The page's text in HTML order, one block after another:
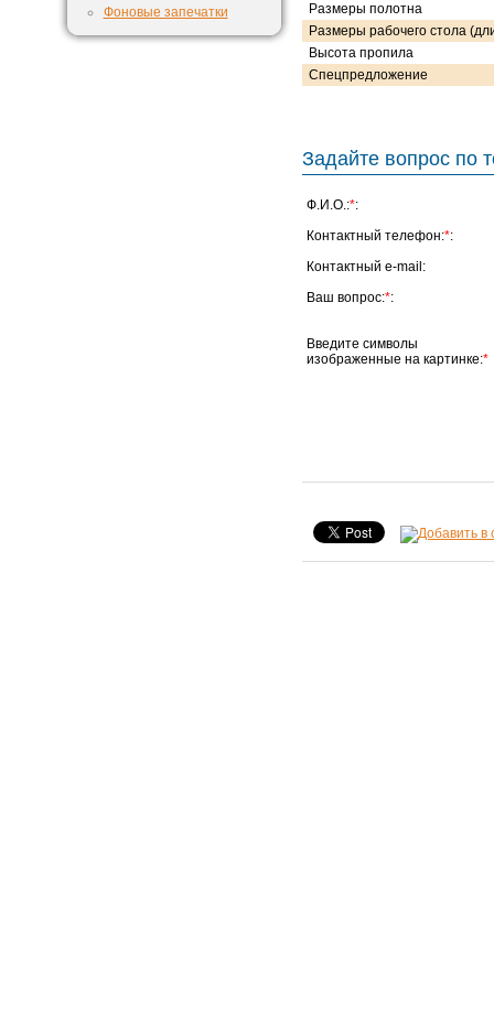
Фоновые запечатки
Размеры полотна
Размеры рабочего стола
Высота пропила
Спецпредложение
Задайте вопрос по
Ф.И.О.:*:
Контактный телефон:*:
Контактный e-mail:
Ваш вопрос:*:
Введите символы
изображенные на картинке:*